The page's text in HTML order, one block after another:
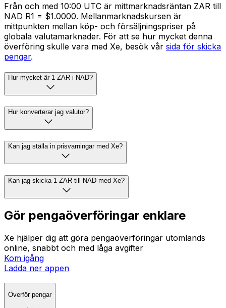
Från och med 10:00 UTC är mittmarknadsräntan ZAR till
NAD R1 = $1.0000. Mellanmarknadskursen är
mittpunkten mellan köp- och försäljningspriser på
globala valutamarknader. För att se hur mycket denna
överföring skulle vara med Xe, besök vår sida för skicka
pengar.
Hur mycket är 1 ZAR i NAD?
Hur konverterar jag valutor?
Kan jag ställa in prisvarningar med Xe?
Kan jag skicka 1 ZAR till NAD med Xe?
Gör pengaöverföringar enklare
Xe hjälper dig att göra pengaöverföringar utomlands
online, snabbt och med låga avgifter
Kom igång
Ladda ner appen
Överför pengar